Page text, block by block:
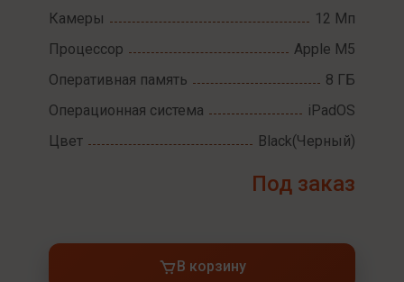
Камеры
12 Мп
Процессор
Apple M5
Оперативная память
8 ГБ
Операционная система
iPadOS
Цвет
Black(Черный)
Под заказ
В корзину